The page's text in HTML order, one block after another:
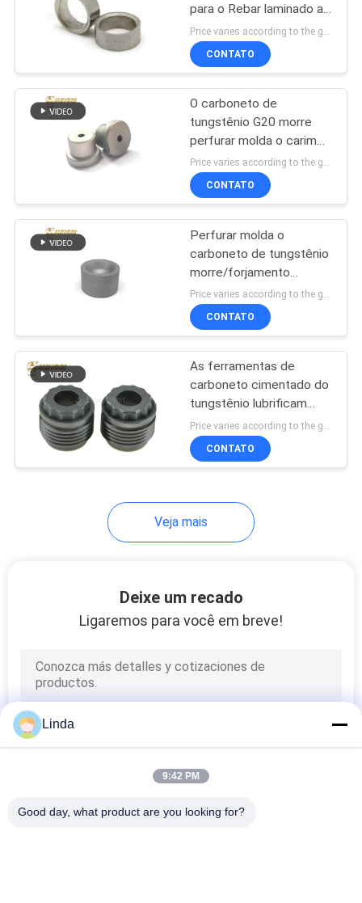
Botões do
carboneto de
tungstênio
62
Cortador do
protetor
Inserções do
carboneto de
tungstênio
carboneto
Carboneto de
tungstênio feito sob
encomenda
para o Rebar laminado a
alta temperatura e pre -
aço de terminação
CONTATO
O carboneto de
tungstênio G20 morre
perfurar molda o carimbo
das peças longas do
desgaste da vida dos
moldes
Price varies according to the grade,weight and size MOQ:1 quilograma
CONTATO
Perfurar molda o
carboneto de tungstênio
morre/forjamento
durável molda dados de
forjadura quentes
Price varies according to the grade,weight and size MOQ:1 quilograma
CONTATO
As ferramentas de
carboneto cimentado do
tungstênio lubrificam
pulverizam a longa vida
da dureza do bocal 89
HRA
CONTATO
Veja mais
Deixe um recado
Ligaremos para você em breve!
Linda
9:42 PM
Good day, what product are you looking for?